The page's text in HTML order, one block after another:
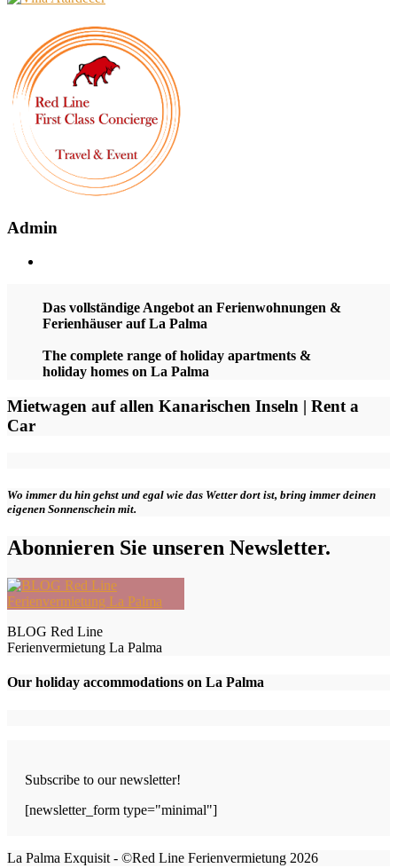
Admin
Das vollständige Angebot an Ferienwohnungen &
Ferienhäuser auf La Palma
The complete range of holiday apartments &
holiday homes on La Palma
Mietwagen auf allen Kanarischen Inseln | Rent a
Car
Wo immer du hin gehst und egal wie das Wetter dort ist, bring immer deinen
eigenen Sonnenschein mit.
Abonnieren Sie unseren Newsletter.
BLOG Red Line
Ferienvermietung La Palma
Our holiday accommodations on La Palma
Subscribe to our newsletter!
[newsletter_form type="minimal"]
La Palma Exquisit - ©Red Line Ferienvermietung 2026